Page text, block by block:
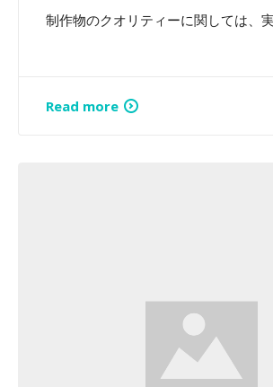
制作物のクオリティーに関しては、
Read more